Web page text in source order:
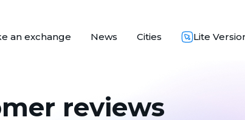
an exchange News Cities Lite
reviews